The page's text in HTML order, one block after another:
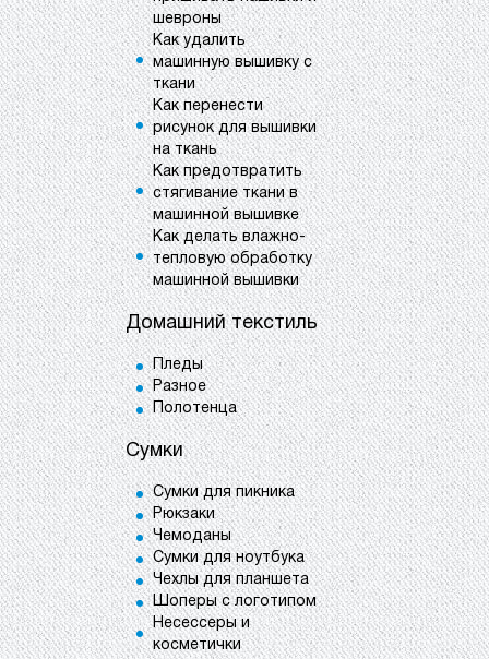
шевроны
Как удалить
машинную вышивку с
ткани
Как перенести
рисунок для вышивки
на ткань
Как предотвратить
стягивание ткани в
машинной вышивке
Как делать влажно-
тепловую обработку
машинной вышивки
Домашний текстиль
Пледы
Разное
Полотенца
Сумки
Сумки для пикника
Рюкзаки
Чемоданы
Сумки для ноутбука
Чехлы для планшета
Шоперы с логотипом
Несессеры и
косметички